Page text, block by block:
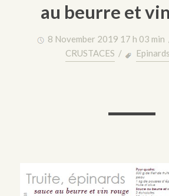
au beurre et
8 November 2019 17 h 03 min
CRUSTACES / Epinards